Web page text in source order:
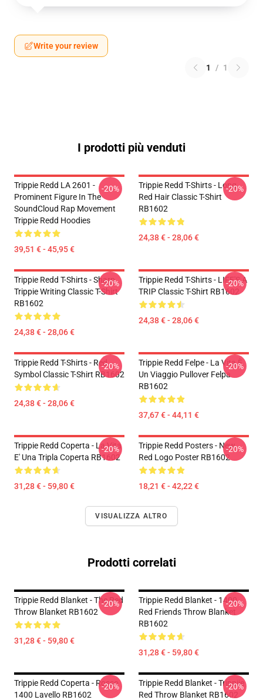
Write your review
1 / 1
I prodotti più venduti
Trippie Redd LA 2601 -
Prominent Figure In The
SoundCloud Rap Movement
Trippie Redd Hoodies
39,51 € - 45,95 €
-20%
Trippie Redd T-Shirts - Long
Red Hair Classic T-Shirt
RB1602
24,38 € - 28,06 €
-20%
Trippie Redd T-Shirts - Sharp
Trippie Writing Classic T-Shirt
RB1602
24,38 € - 28,06 €
-20%
Trippie Redd T-Shirts - LIFE'S A
TRIP Classic T-Shirt RB1602
24,38 € - 28,06 €
-20%
Trippie Redd T-Shirts - Red
Symbol Classic T-Shirt RB1602
24,38 € - 28,06 €
-20%
Trippie Redd Felpe - La Vita È
Un Viaggio Pullover Felpa
RB1602
37,67 € - 44,11 €
-20%
Trippie Redd Coperta - La Vita
E' Una Tripla Coperta RB1602
31,28 € - 59,80 €
-20%
Trippie Redd Posters - New
Red Logo Poster RB1602
18,21 € - 42,22 €
-20%
VISUALIZZA ALTRO
Prodotti correlati
Trippie Redd Blanket - The Red
Throw Blanket RB1602
31,28 € - 59,80 €
-20%
Trippie Redd Blanket - 1400
Red Friends Throw Blanket
RB1602
31,28 € - 59,80 €
-20%
Trippie Redd Coperta - Rosso
1400 Lavello RB1602
-20%
Trippie Redd Blanket - Trippiie
Red Throw Blanket RB1602
-20%